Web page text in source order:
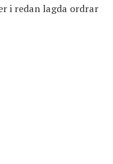
i redan lagda ordrar